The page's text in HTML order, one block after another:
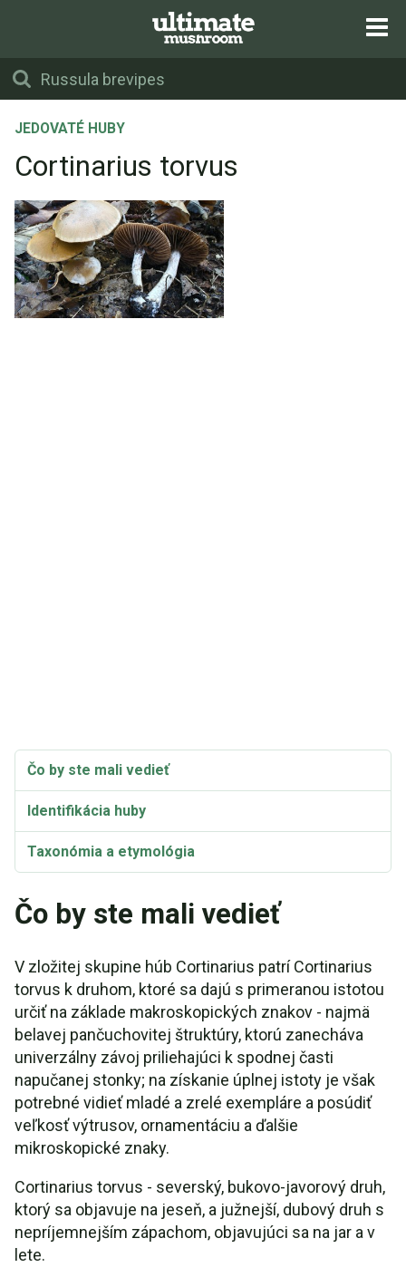
JEDOVATÉ HUBY
Cortinarius torvus
Čo by ste mali vedieť
Identifikácia huby
Taxonómia a etymológia
Čo by ste mali vedieť
V zložitej skupine húb Cortinarius patrí Cortinarius
torvus k druhom, ktoré sa dajú s primeranou istotou
určiť na základe makroskopických znakov - najmä
belavej pančuchovitej štruktúry, ktorú zanecháva
univerzálny závoj priliehajúci k spodnej časti
napučanej stonky; na získanie úplnej istoty je však
potrebné vidieť mladé a zrelé exempláre a posúdiť
veľkosť výtrusov, ornamentáciu a ďalšie
mikroskopické znaky.
Cortinarius torvus - severský, bukovo-javorový druh,
ktorý sa objavuje na jeseň, a južnejší, dubový druh s
nepríjemnejším zápachom, objavujúci sa na jar a v
lete.